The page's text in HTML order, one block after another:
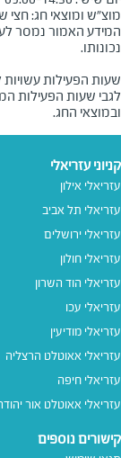
מוצ"ש ומוצאי חג: חצי
המידע האמור נמסר
שעות הפעילות
לגבי שעות הפעילות
ובמוצאי החג.
קניוני עזריאלי
עזריאלי אילון
עזריאלי תל אביב
עזריאלי ירושלים
עזריאלי חולון
עזריאלי הוד השרון
עזריאלי עכו
עזריאלי מודיעין
עזריאלי אאוטלט הרצליה
עזריאלי חיפה
עזריאלי אאוטלט אור
קישורים נוספים